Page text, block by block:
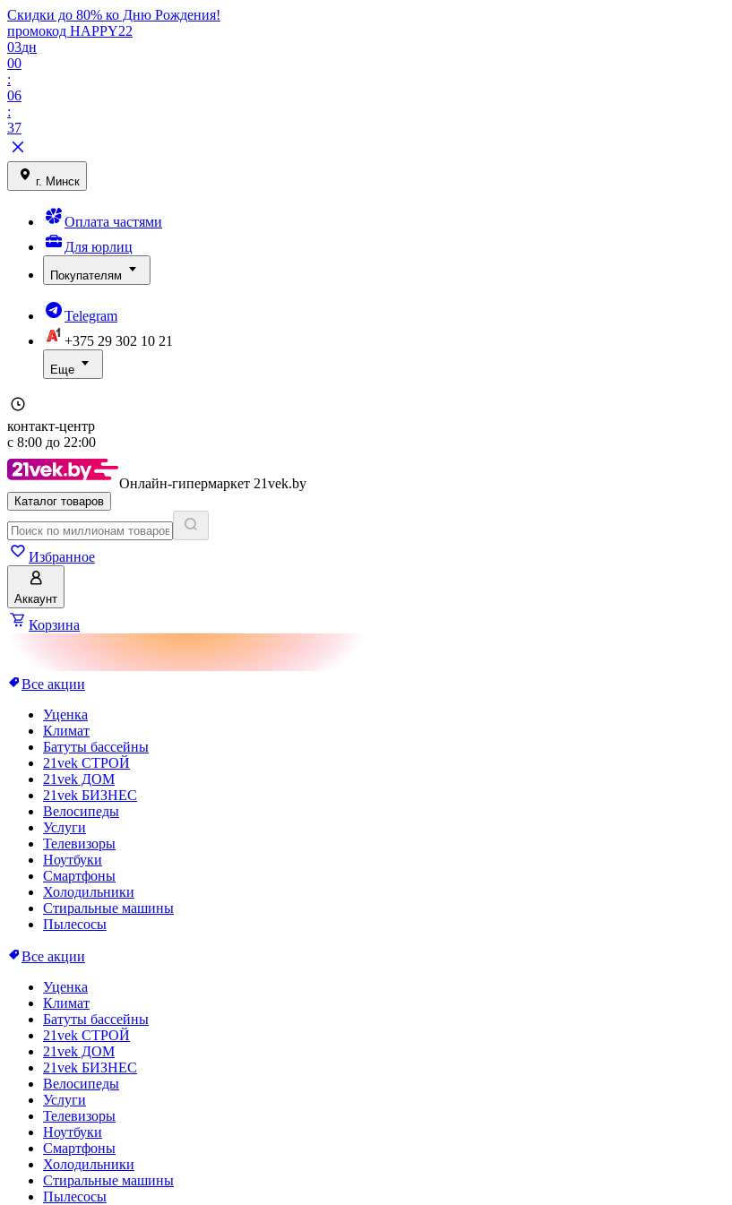
Скидки до 80% ко Дню Рождения!
промокод HAPPY22
03дн
00
:
06
:
37
г. Минск
Оплата частями
Для юрлиц
Покупателям
Telegram
+375 29 302 10 21
Еще
контакт-центр
с 8:00 до 22:00
Онлайн-гипермаркет 21vek.by
Каталог товаров
Избранное
Аккаунт
Корзина
Все акции
Уценка
Климат
Батуты бассейны
21vek СТРОЙ
21vek ДОМ
21vek БИЗНЕС
Велосипеды
Услуги
Телевизоры
Ноутбуки
Смартфоны
Холодильники
Стиральные машины
Пылесосы
Все акции
Уценка
Климат
Батуты бассейны
21vek СТРОЙ
21vek ДОМ
21vek БИЗНЕС
Велосипеды
Услуги
Телевизоры
Ноутбуки
Смартфоны
Холодильники
Стиральные машины
Пылесосы